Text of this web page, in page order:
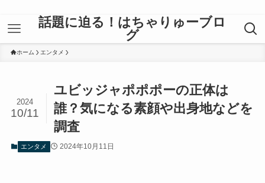
話題に迫る！はちゃりゅーブロ
グ
ホーム エンタメ
ユビッジャポポポーの正体は
誰？気になる素顔や出身地などを
調査
2024
10/11
エンタメ 2024年10月11日